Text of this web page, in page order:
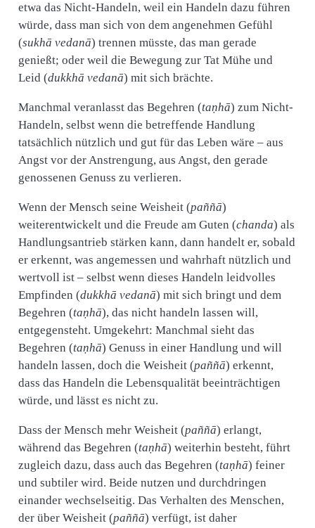
etwa das Nicht-Handeln, weil ein Handeln dazu führen
würde, dass man sich von dem angenehmen Gefühl
(sukhā vedanā) trennen müsste, das man gerade
genießt; oder weil die Bewegung zur Tat Mühe und
Leid (dukkhā vedanā) mit sich brächte.
Manchmal veranlasst das Begehren (taṇhā) zum Nicht-
Handeln, selbst wenn die betreffende Handlung
tatsächlich nützlich und gut für das Leben wäre – aus
Angst vor der Anstrengung, aus Angst, den gerade
genossenen Genuss zu verlieren.
Wenn der Mensch seine Weisheit (paññā)
weiterentwickelt und die Freude am Guten (chanda) als
Handlungsantrieb stärken kann, dann handelt er, sobald
er erkennt, was angemessen und wahrhaft nützlich und
wertvoll ist – selbst wenn dieses Handeln leidvolles
Empfinden (dukkhā vedanā) mit sich bringt und dem
Begehren (taṇhā), das nicht handeln lassen will,
entgegensteht. Umgekehrt: Manchmal sieht das
Begehren (taṇhā) Genuss in einer Handlung und will
handeln lassen, doch die Weisheit (paññā) erkennt,
dass das Handeln die Lebensqualität beeinträchtigen
würde, und lässt es nicht zu.
Dass der Mensch mehr Weisheit (paññā) erlangt,
während das Begehren (taṇhā) weiterhin besteht, führt
zugleich dazu, dass auch das Begehren (taṇhā) feiner
und subtiler wird. Beide nutzen und durchdringen
einander wechselseitig. Das Verhalten des Menschen,
der über Weisheit (paññā) verfügt, ist daher